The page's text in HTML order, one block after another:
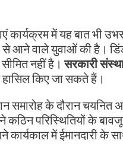
कार्यक्रम में यह बात भी
से आने वाले युवाओं की है।
नहीं है।सरकारी
हासिल किए जा सकते हैं।
के दौरान चयनित
परिस्थितियों के
कार्यकाल में ईमानदारी के